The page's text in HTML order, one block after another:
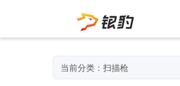
当前分类：扫描枪